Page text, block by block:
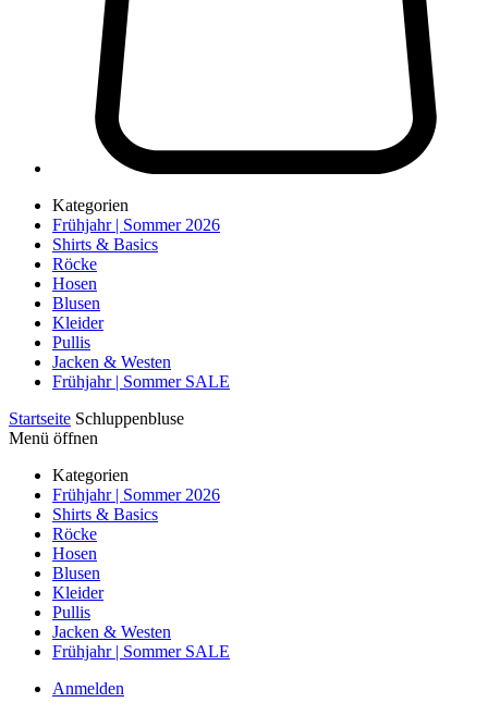
Kategorien
Frühjahr | Sommer 2026
Shirts & Basics
Röcke
Hosen
Blusen
Kleider
Pullis
Jacken & Westen
Frühjahr | Sommer SALE
Startseite Schluppenbluse
Menü öffnen
Kategorien
Frühjahr | Sommer 2026
Shirts & Basics
Röcke
Hosen
Blusen
Kleider
Pullis
Jacken & Westen
Frühjahr | Sommer SALE
Anmelden